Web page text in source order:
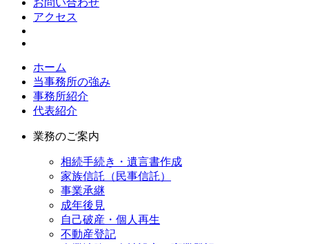
お問い合わせ
アクセス
ホーム
当事務所の強み
事務所紹介
代表紹介
業務のご案内
相続手続き・遺言書作成
家族信託（民事信託）
事業承継
成年後見
自己破産・個人再生
不動産登記